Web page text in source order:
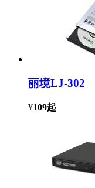
丽境LJ-302
¥109起